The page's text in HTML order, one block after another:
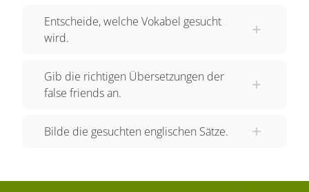
geschrieben. Aber "Ich will" heißt nicht "I will".
Denn "I will" bedeutet "ich werde". Richtig muss
mit "I want" übersetzt. Außerdem solltest du bei
Folgender Wendung aufpassen. "Bitte, nehmen
"Platz" mit "place" übersetzen kannst, heißt "Platz
Entscheide, welche Vokabel gesucht
wird.
Gib die richtigen Übersetzungen der
false friends an.
Bilde die gesuchten englischen Sätze.